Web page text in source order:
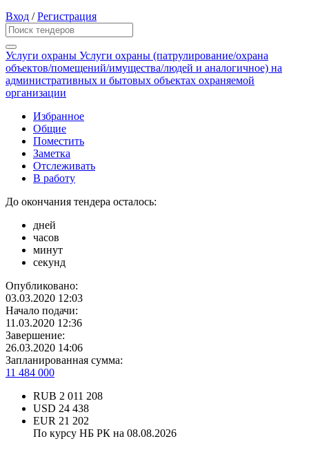
Вход /Регистрация
Услуги охраны Услуги охраны (патрулирование/охрана
объектов/помещений/имущества/людей и аналогичное) на
административных и бытовых объектах охраняемой
организации
Избранное
Общие
Поместить
Заметка
Отслеживать
В работу
До окончания тендера осталось:
дней
часов
минут
секунд
Опубликовано:
03.03.2020 12:03
Начало подачи:
11.03.2020 12:36
Завершение:
26.03.2020 14:06
Запланированная сумма:
11 484 000
RUB 2 011 208
USD 24 438
EUR 21 202
По курсу НБ РК на 08.08.2026